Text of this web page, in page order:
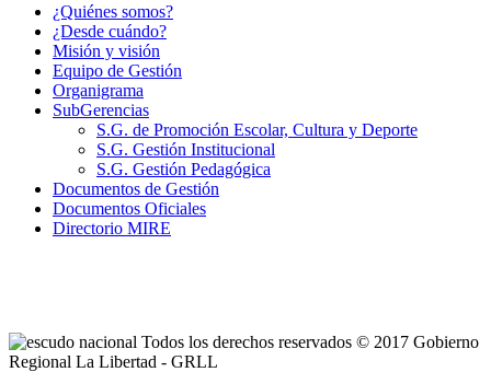
¿Quiénes somos?
¿Desde cuándo?
Misión y visión
Equipo de Gestión
Organigrama
SubGerencias
S.G. de Promoción Escolar, Cultura y Deporte
S.G. Gestión Institucional
S.G. Gestión Pedagógica
Documentos de Gestión
Documentos Oficiales
Directorio MIRE
Todos los derechos reservados © 2017 Gobierno
Regional La Libertad - GRLL